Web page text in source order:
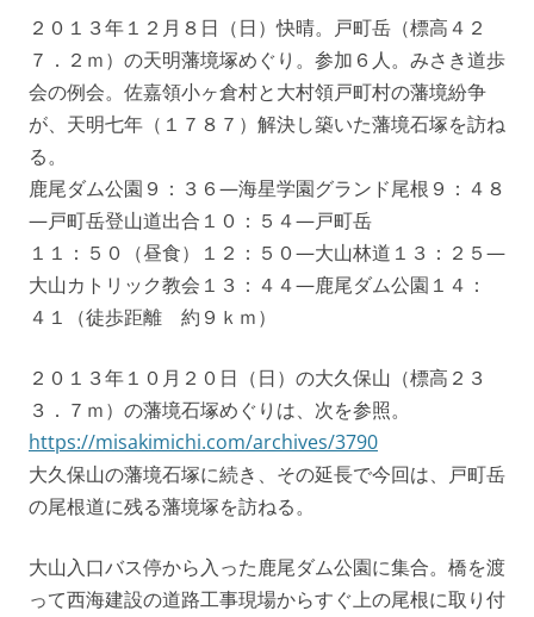
２０１３年１２月８日（日）快晴。戸町岳（標高４２
７．２ｍ）の天明藩境塚めぐり。参加６人。みさき道歩
会の例会。佐嘉領小ヶ倉村と大村領戸町村の藩境紛争
が、天明七年（１７８７）解決し築いた藩境石塚を訪ね
る。
鹿尾ダム公園９：３６—海星学園グランド尾根９：４８
—戸町岳登山道出合１０：５４—戸町岳
１１：５０（昼食）１２：５０—大山林道１３：２５—
大山カトリック教会１３：４４—鹿尾ダム公園１４：
４１（徒歩距離 約９ｋｍ）
２０１３年１０月２０日（日）の大久保山（標高２３
３．７ｍ）の藩境石塚めぐりは、次を参照。
https://misakimichi.com/archives/3790
大久保山の藩境石塚に続き、その延長で今回は、戸町岳
の尾根道に残る藩境塚を訪ねる。
大山入口バス停から入った鹿尾ダム公園に集合。橋を渡
って西海建設の道路工事現場からすぐ上の尾根に取り付